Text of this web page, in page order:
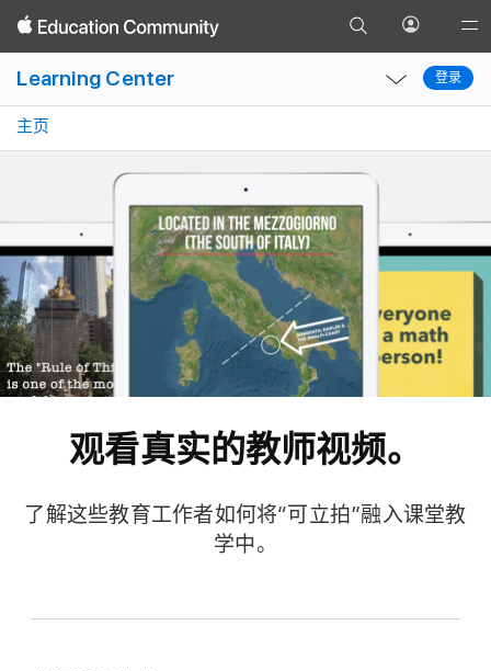
前
往
索”
打
开
“个
人
单
回
登录
Learning Center
Local
Nav
Menu
Local
Nav
Menu
登录
主页
观看真实的教师视频。
了解这些教育工作者如何将“可立拍”融入课堂教
学中。